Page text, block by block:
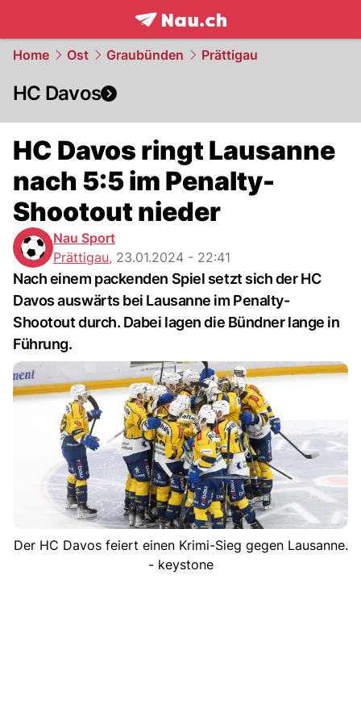
frontpage.NAU.ch
Home Ost Graubünden Prättigau
HC Davos
HC Davos ringt Lausanne
nach 5:5 im Penalty-
Shootout nieder
Nau Sport
Prättigau, 23.01.2024 - 22:41
Nach einem packenden Spiel setzt sich der HC
Davos auswärts bei Lausanne im Penalty-
Shootout durch. Dabei lagen die Bündner lange in
Führung.
Der HC Davos feiert einen Krimi-Sieg gegen Lausanne.
- keystone